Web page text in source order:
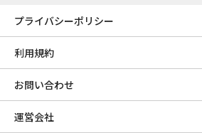
プライバシーポリシー
利用規約
お問い合わせ
運営会社